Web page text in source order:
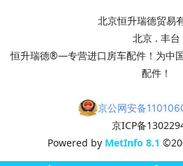
北京恒升瑞德贸易
北京 . 丰台
恒升瑞德®—专营进口房车配件！为中
配件！
京公网安备
京ICP备
Powered by MetInfo 8.1